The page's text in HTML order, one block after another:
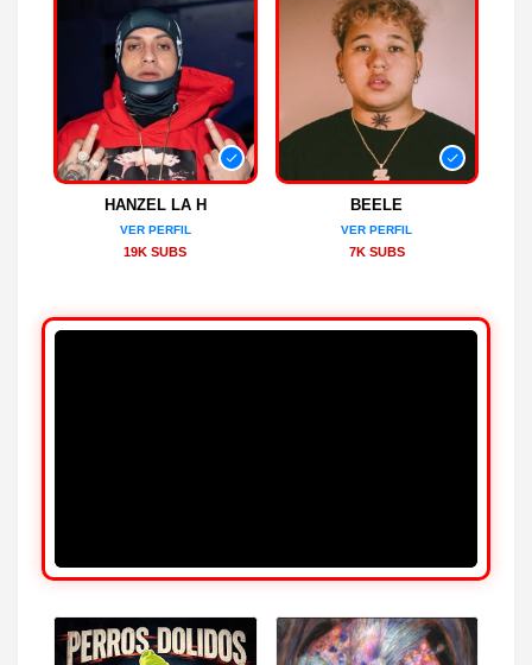
HANZEL LA H
VER PERFIL
19K SUBS
BEELE
VER PERFIL
7K SUBS